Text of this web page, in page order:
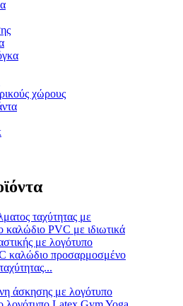
χώρους
καλώδιο προσαρμοσμένο